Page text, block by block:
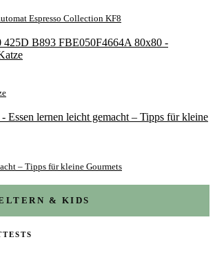
Espresso Collection KF8
– Tipps für kleine Gourmets
& KIDS